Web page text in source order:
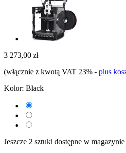
3 273,00 zł
(włącznie z kwotą VAT 23% - plus
Kolor: Black
Jeszcze 2 sztuki dostępne w magazynie